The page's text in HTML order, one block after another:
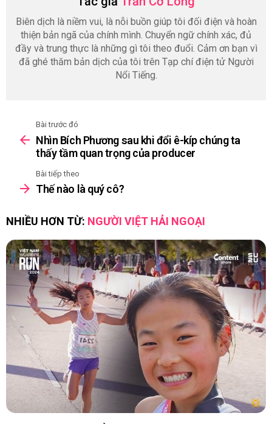
Biên dịch là niềm vui, là nỗi buồn giúp tôi đối điện và hoàn
thiện bản ngã của chính mình. Chuyển ngữ chính xác, đủ
đầy và trung thực là những gì tôi theo đuổi. Cảm ơn bạn vì
đã ghé thăm bản dịch của tôi trên Tạp chí điện tử Người
Nổi Tiếng.
more
Bài trước đó
Nhìn Bích Phương sau khi đổi ê-kíp chúng ta
thấy tầm quan trọng của producer
Bài tiếp theo
Thế nào là quý cô?
NHIỀU HƠN TỪ: NGƯỜI VIỆT HẢI NGOẠI